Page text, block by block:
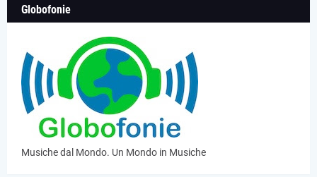
Globofonie
Musiche dal Mondo. Un Mondo in Musiche